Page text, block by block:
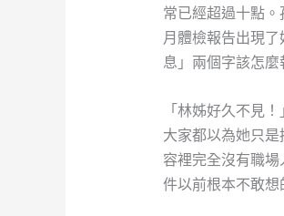
常已經超過十點
月體檢報告出現
息」兩個字該怎麼
「林姊好久不見
大家都以為她只
容裡完全沒有職
件以前根本不敢